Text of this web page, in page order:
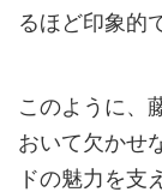
るほど印象的
このように、
おいて欠かせ
ドの魅力を支